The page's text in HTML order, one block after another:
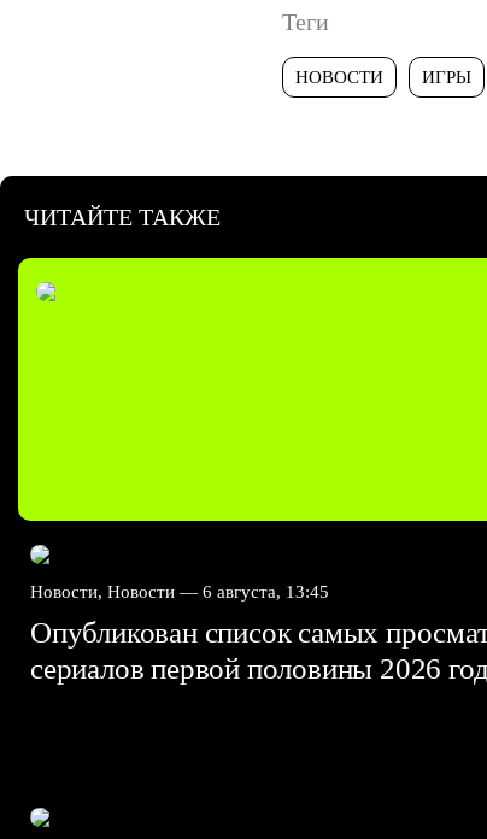
Теги
НОВОСТИ ИГРЫ
ЧИТАЙТЕ ТАКЖЕ
Новости, Новости — 6 августа, 13:45
Опубликован список самых
сериалов первой половины 2026